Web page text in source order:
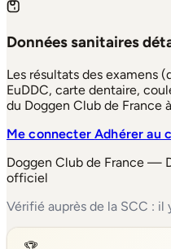
Données sanitaires
Les résultats des examens
EuDDC, carte dentaire,
du Doggen Club de France
Me connecterAdhérer au
Doggen Club de France —
officiel
Vérifié auprès de la SCC : il